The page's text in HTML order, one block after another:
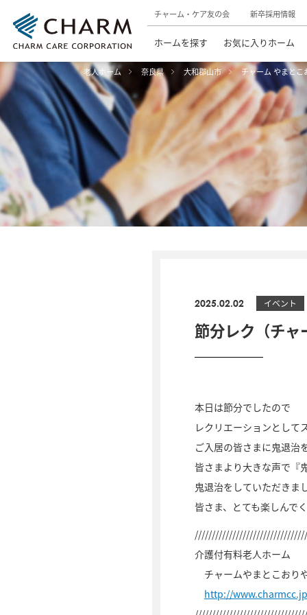
チャーム・ケア友の会 新卒採用情報
ホームを探す お気に入りホーム
老人ホーム 奈良県 大和郡山市 チャーム やまとこ
2025.02.02 イベント
節分レク（チャ
本日は節分でしたので
レクリエーションとして
ご入居の皆さまに鬼退治
皆さまより大きな声で『
鬼退治をしていただきま
皆さま、とても楽しんで
介護付有料老人ホーム
チャームやまとこおり
http://